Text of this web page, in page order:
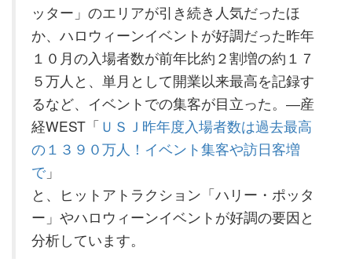
ッター」のエリアが引き続き人気だったほ
か、ハロウィーンイベントが好調だった昨年
１０月の入場者数が前年比約２割増の約１７
５万人と、単月として開業以来最高を記録す
るなど、イベントでの集客が目立った。―産
経WEST「 ＵＳＪ昨年度入場者数は過去最高
の１３９０万人！イベント集客や訪日客増
で」
と、ヒットアトラクション「ハリー・ポッタ
ー」やハロウィーンイベントが好調の要因と
分析しています。